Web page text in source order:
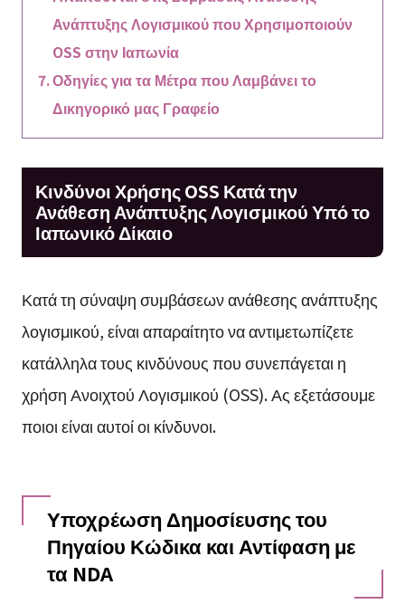
Ανάπτυξης Λογισμικού που Χρησιμοποιούν
OSS στην Ιαπωνία
Οδηγίες για τα Μέτρα που Λαμβάνει το
Δικηγορικό μας Γραφείο
Κινδύνοι Χρήσης OSS Κατά την
Ανάθεση Ανάπτυξης Λογισμικού Υπό το
Ιαπωνικό Δίκαιο
Κατά τη σύναψη συμβάσεων ανάθεσης ανάπτυξης
λογισμικού, είναι απαραίτητο να αντιμετωπίζετε
κατάλληλα τους κινδύνους που συνεπάγεται η
χρήση Ανοιχτού Λογισμικού (OSS). Ας εξετάσουμε
ποιοι είναι αυτοί οι κίνδυνοι.
Υποχρέωση Δημοσίευσης του
Πηγαίου Κώδικα και Αντίφαση με
τα NDA